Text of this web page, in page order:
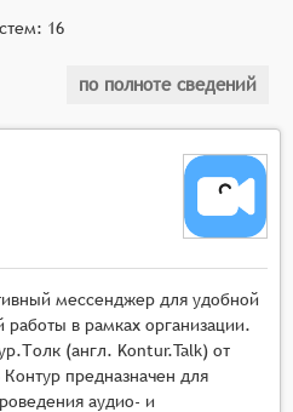
быть представленными
вебинаров и веб-
должны иметь следующие
с
нагрузки, возможностью
участников одновременно,
потока в зависимости от
16
по полноте сведений
мессенджер для удобной
в рамках организации.
(англ. Kontur.Talk) от
предназначен для
аудио- и